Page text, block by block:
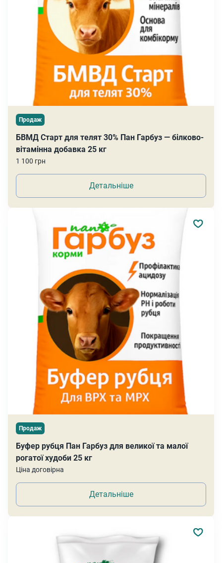
Продаж
БВМД Старт для телят 30% Пан Гарбуз — білково-
вітамінна добавка 25 кг
1 100 грн
Детальніше
Продаж
Буфер рубця Пан Гарбуз для великої та малої
рогатої худоби 25 кг
Ціна договірна
Детальніше